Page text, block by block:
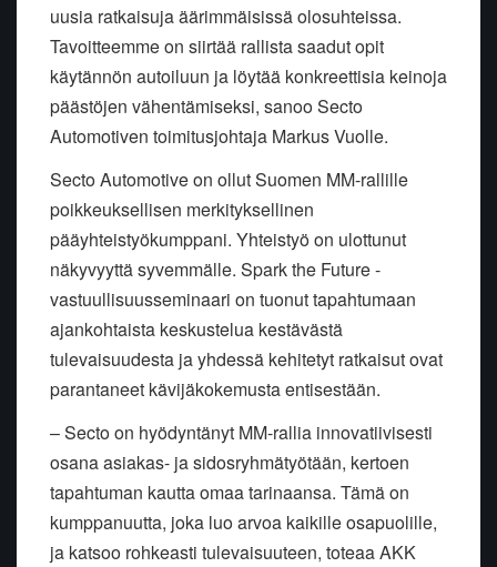
uusia ratkaisuja äärimmäisissä olosuhteissa.
Tavoitteemme on siirtää rallista saadut opit
käytännön autoiluun ja löytää konkreettisia keinoja
päästöjen vähentämiseksi, sanoo Secto
Automotiven toimitusjohtaja Markus Vuolle.
Secto Automotive on ollut Suomen MM-rallille
poikkeuksellisen merkityksellinen
pääyhteistyökumppani. Yhteistyö on ulottunut
näkyvyyttä syvemmälle. Spark the Future -
vastuullisuusseminaari on tuonut tapahtumaan
ajankohtaista keskustelua kestävästä
tulevaisuudesta ja yhdessä kehitetyt ratkaisut ovat
parantaneet kävijäkokemusta entisestään.
– Secto on hyödyntänyt MM-rallia innovatiivisesti
osana asiakas- ja sidosryhmätyötään, kertoen
tapahtuman kautta omaa tarinaansa. Tämä on
kumppanuutta, joka luo arvoa kaikille osapuolille,
ja katsoo rohkeasti tulevaisuuteen, toteaa AKK